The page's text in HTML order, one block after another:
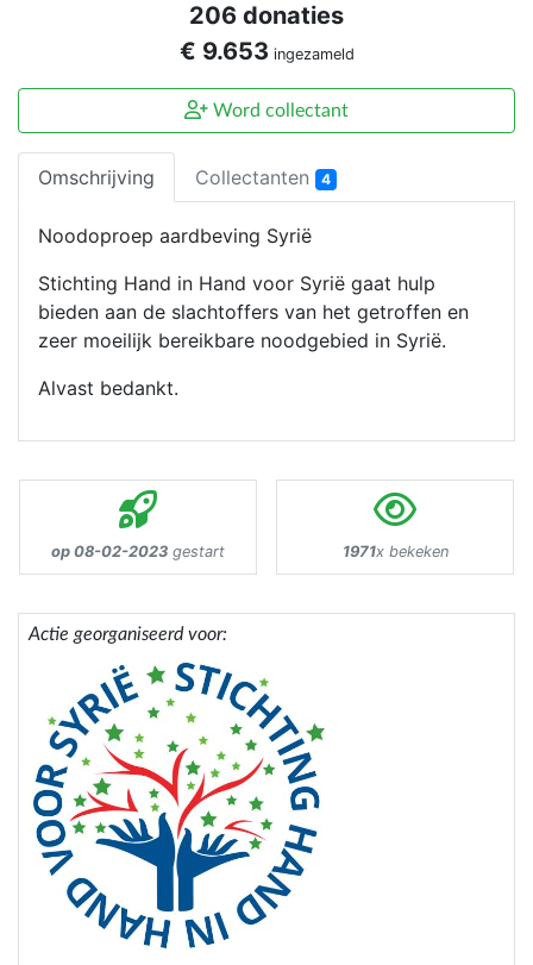
206 donaties
€ 9.653 ingezameld
Word collectant
Omschrijving Collectanten 4
Noodoproep aardbeving Syrië
Stichting Hand in Hand voor Syrië gaat hulp
bieden aan de slachtoffers van het getroffen en
zeer moeilijk bereikbare noodgebied in Syrië.
Alvast bedankt.
op 08-02-2023 gestart 1971x bekeken
Actie georganiseerd voor: